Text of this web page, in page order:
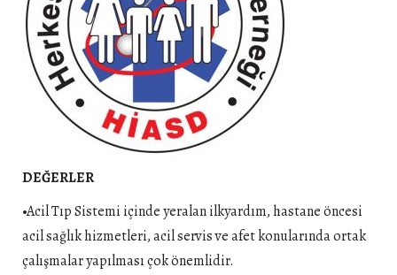
DEĞERLER
•Acil Tıp Sistemi içinde yeralan ilkyardım, hastane öncesi
acil sağlık hizmetleri, acil servis ve afet konularında ortak
çalışmalar yapılması çok önemlidir.